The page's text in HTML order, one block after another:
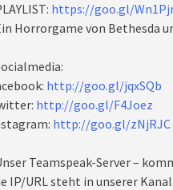
https://goo.gl/
Horrorgame von Bethesda
http://goo.gl/jqxSQb
http://goo.gl/F4Joez
http://goo.gl/zNjRJC
Teamspeak-Server –
IP/URL steht in unserer